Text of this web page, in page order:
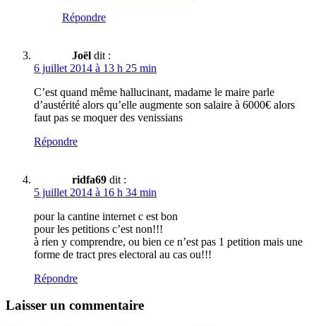
Répondre
Joël dit :
6 juillet 2014 à 13 h 25 min
C’est quand même hallucinant, madame le maire parle
d’austérité alors qu’elle augmente son salaire à 6000€ alors
faut pas se moquer des venissians
Répondre
ridfa69 dit :
5 juillet 2014 à 16 h 34 min
pour la cantine internet c est bon
pour les petitions c’est non!!!
à rien y comprendre, ou bien ce n’est pas 1 petition mais une
forme de tract pres electoral au cas ou!!!
Répondre
Laisser un commentaire